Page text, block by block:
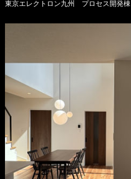
東京エレクトロン九州 プロセス開発棟